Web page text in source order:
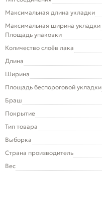
Максимальная длина укладки
Максимальная ширина укладки
Площадь упаковки
Количество слоёв лака
Длина
Ширина
Площадь беспороговой укладки
Браш
Покрытие
Тип товара
Выборка
Страна производитель
Вес